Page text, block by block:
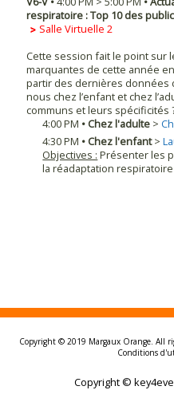
respiratoire : Top 10 des
Salle Virtuelle 2
Cette session fait le point sur
marquantes de cette année
partir des dernières données
nous chez l’enfant et chez
communs et leurs spécificités
4:00 PM • Chez l'adulte >
4:30 PM • Chez l'enfant >
Objectives : Présenter les
la réadaptation
Copyright © 2019 Margaux Orange. All
Conditions
Copyright ©